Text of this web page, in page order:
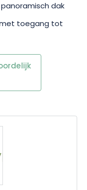
dak
met toegang tot